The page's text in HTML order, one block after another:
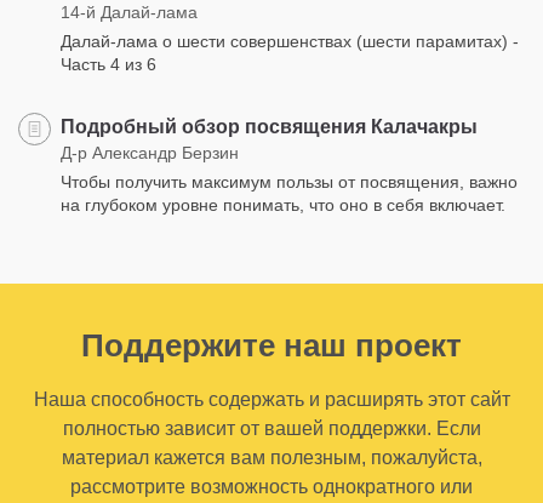
14-й Далай-лама
Далай-лама о шести совершенствах (шести парамитах) -
Часть 4 из 6
Подробный обзор посвящения Калачакры
Д-р Александр Берзин
Чтобы получить максимум пользы от посвящения, важно
на глубоком уровне понимать, что оно в себя включает.
Поддержите наш проект
Наша способность содержать и расширять этот сайт
полностью зависит от вашей поддержки. Если
материал кажется вам полезным, пожалуйста,
рассмотрите возможность однократного или